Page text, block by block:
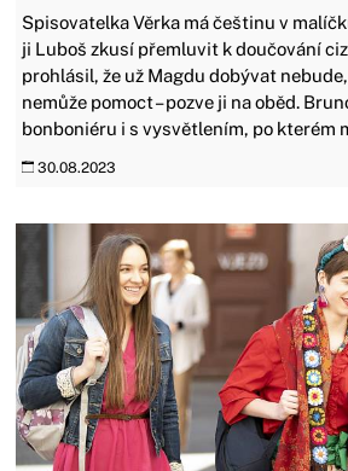
Spisovatelka Věrka má češtinu v
ji Luboš zkusí přemluvit k doučování
prohlásil, že už Magdu dobývat
nemůže pomoct – pozve ji na oběd.
bonboniéru i s vysvětlením, po kterém
30.08.2023